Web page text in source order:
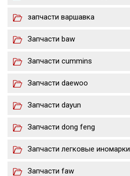
запчасти варшавка
Запчасти baw
Запчасти cummins
Запчасти daewoo
Запчасти dayun
Запчасти dong feng
Запчасти легковые иномарки
Запчасти faw